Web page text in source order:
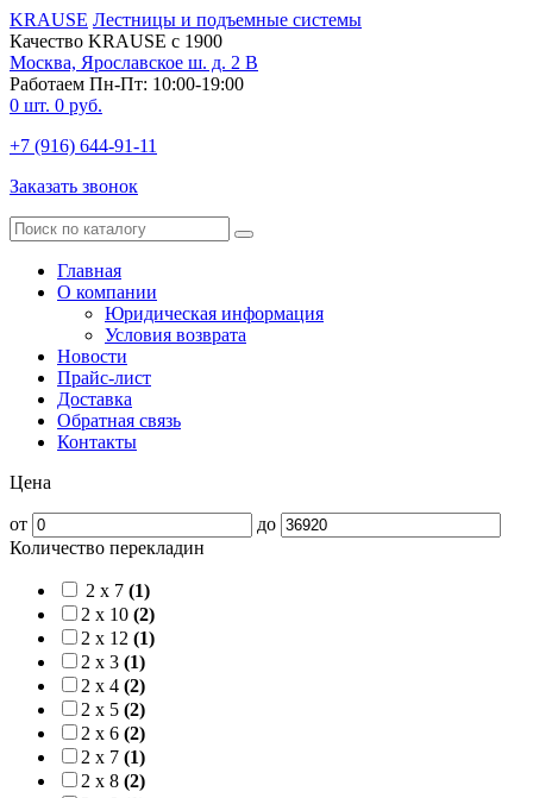
KRAUSE Лестницы и подъемные системы
Качество KRAUSE с 1900
Москва, Ярославское ш. д. 2 В
Работаем Пн-Пт: 10:00-19:00
0 шт. 0 руб.
+7 (916) 644-91-11
Заказать звонок
Главная
О компании
Юридическая информация
Условия возврата
Новости
Прайс-лист
Доставка
Обратная связь
Контакты
Цена
от
до
Количество перекладин
2 x 7 (1)
2 x 10 (2)
2 x 12 (1)
2 x 3 (1)
2 x 4 (2)
2 x 5 (2)
2 x 6 (2)
2 x 7 (1)
2 x 8 (2)